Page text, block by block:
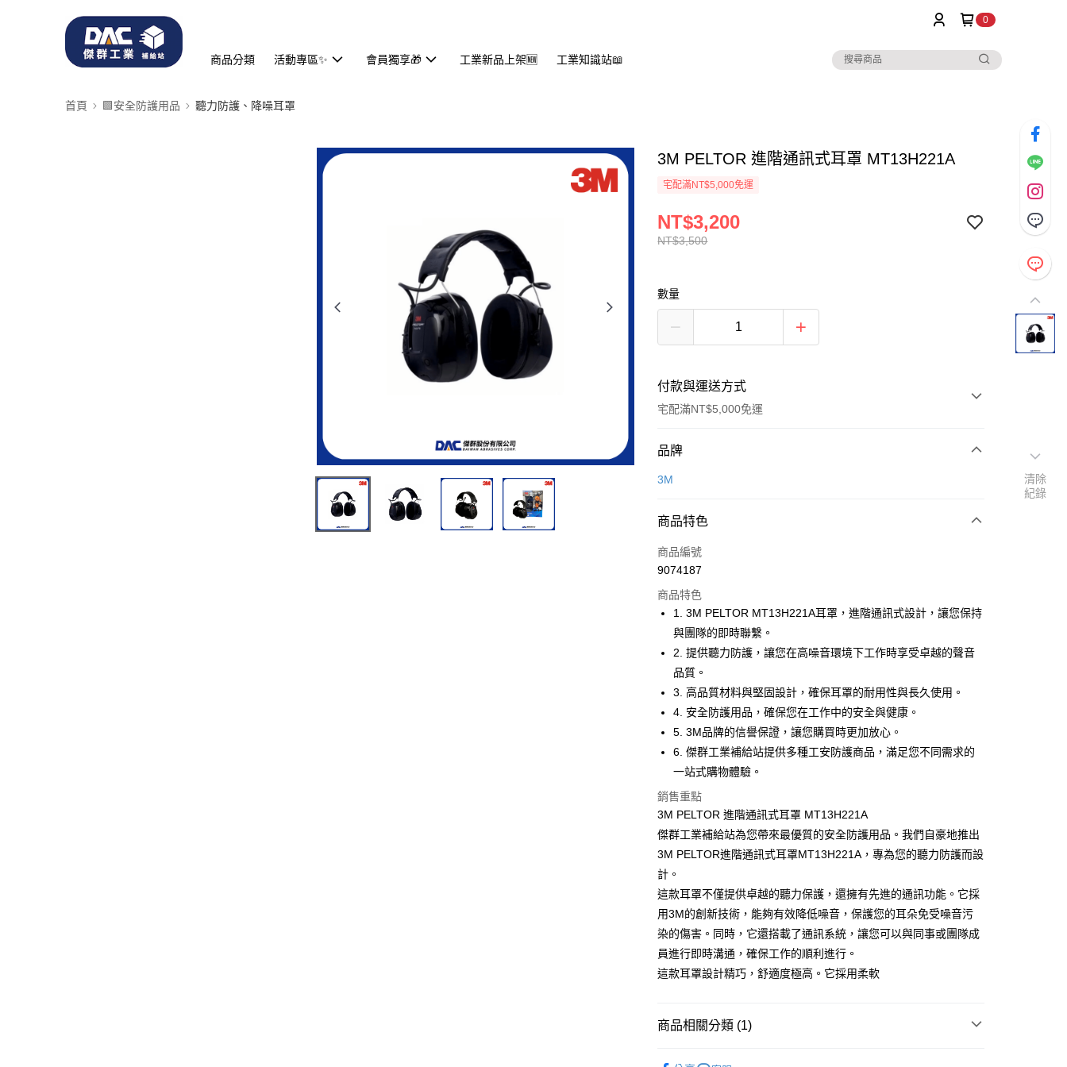
0
商品分類 活動專區✨ 會員獨享🎁 工業新品上架🆕 工業知識站📖
首頁 🟩安全防護用品 聽力防護、降噪耳罩
3M PELTOR 進階通訊式耳罩 MT13H221A
宅配滿NT$5,000免運
NT$3,500
NT$3,200
數量
付款與運送方式
宅配滿NT$5,000免運
付款方式
信用卡一次付款
Apple Pay
街口支付
運送方式
全家取貨付款
每筆NT$60
付款後全家取貨
每筆NT$60
7-11取貨付款
每筆NT$60
付款後7-11取貨
每筆NT$60
新竹物流(大件商品、貨量較大)
每筆NT$200，滿NT$5,000(含以上)免運費
品牌
3M
商品特色
商品編號
9074187
商品特色
1. 3M PELTOR MT13H221A耳罩，進階通訊式設計，讓您保持
與團隊的即時聯繫。
2. 提供聽力防護，讓您在高噪音環境下工作時享受卓越的聲音
品質。
3. 高品質材料與堅固設計，確保耳罩的耐用性與長久使用。
4. 安全防護用品，確保您在工作中的安全與健康。
5. 3M品牌的信譽保證，讓您購買時更加放心。
6. 傑群工業補給站提供多種工安防護商品，滿足您不同需求的
一站式購物體驗。
銷售重點
3M PELTOR 進階通訊式耳罩 MT13H221A
傑群工業補給站為您帶來最優質的安全防護用品。我們自豪地推出
3M PELTOR進階通訊式耳罩MT13H221A，專為您的聽力防護而設
計。
這款耳罩不僅提供卓越的聽力保護，還擁有先進的通訊功能。它採
用3M的創新技術，能夠有效降低噪音，保護您的耳朵免受噪音污
染的傷害。同時，它還搭載了通訊系統，讓您可以與同事或團隊成
員進行即時溝通，確保工作的順利進行。
這款耳罩設計精巧，舒適度極高。它採用柔軟
商品相關分類 (1)
清除
紀錄